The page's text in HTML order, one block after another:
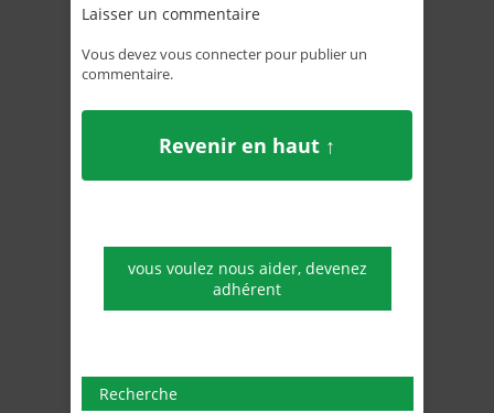
Laisser un commentaire
Vous devezvous connecter pour publier un
commentaire.
Revenir en haut ↑
vous voulez nous aider, devenez
adhérent
Recherche